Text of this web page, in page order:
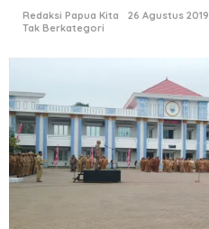
Redaksi Papua Kita
26 Agustus 2019
Tak Berkategori